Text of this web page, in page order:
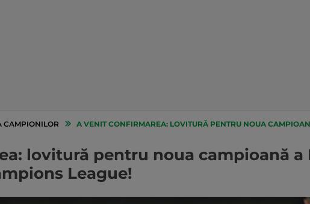
CAMPIONILOR A VENIT CONFIRMAREA: LOVITURĂ PENTRU NOUA CAMPIOANĂ A
lovitură pentru noua campioană a
League!